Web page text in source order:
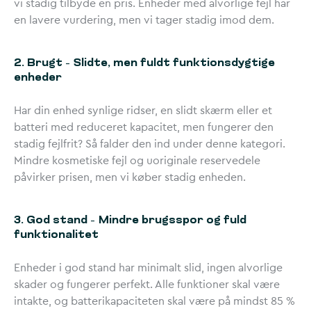
vi stadig tilbyde en pris. Enheder med alvorlige fejl har
en lavere vurdering, men vi tager stadig imod dem.
2. Brugt – Slidte, men fuldt funktionsdygtige
enheder
Har din enhed synlige ridser, en slidt skærm eller et
batteri med reduceret kapacitet, men fungerer den
stadig fejlfrit? Så falder den ind under denne kategori.
Mindre kosmetiske fejl og uoriginale reservedele
påvirker prisen, men vi køber stadig enheden.
3. God stand – Mindre brugsspor og fuld
funktionalitet
Enheder i god stand har minimalt slid, ingen alvorlige
skader og fungerer perfekt. Alle funktioner skal være
intakte, og batterikapaciteten skal være på mindst 85 %